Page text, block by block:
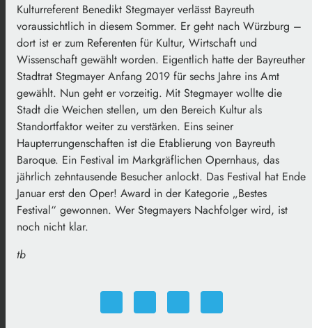
Kulturreferent Benedikt Stegmayer verlässt Bayreuth
voraussichtlich in diesem Sommer. Er geht nach Würzburg –
dort ist er zum Referenten für Kultur, Wirtschaft und
Wissenschaft gewählt worden. Eigentlich hatte der Bayreuther
Stadtrat Stegmayer Anfang 2019 für sechs Jahre ins Amt
gewählt. Nun geht er vorzeitig. Mit Stegmayer wollte die
Stadt die Weichen stellen, um den Bereich Kultur als
Standortfaktor weiter zu verstärken. Eins seiner
Haupterrungenschaften ist die Etablierung von Bayreuth
Baroque. Ein Festival im Markgräflichen Opernhaus, das
jährlich zehntausende Besucher anlockt. Das Festival hat Ende
Januar erst den Oper! Award in der Kategorie „Bestes
Festival“ gewonnen. Wer Stegmayers Nachfolger wird, ist
noch nicht klar.
tb